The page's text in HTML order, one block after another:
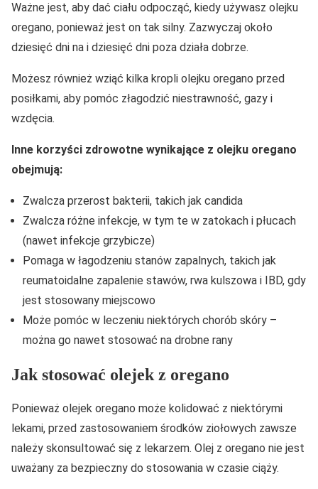
Ważne jest, aby dać ciału odpocząć, kiedy używasz olejku
oregano, ponieważ jest on tak silny. Zazwyczaj około
dziesięć dni na i dziesięć dni poza działa dobrze.
Możesz również wziąć kilka kropli olejku oregano przed
posiłkami, aby pomóc złagodzić niestrawność, gazy i
wzdęcia.
Inne korzyści zdrowotne wynikające z olejku oregano
obejmują:
Zwalcza przerost bakterii, takich jak candida
Zwalcza różne infekcje, w tym te w zatokach i płucach
(nawet infekcje grzybicze)
Pomaga w łagodzeniu stanów zapalnych, takich jak
reumatoidalne zapalenie stawów, rwa kulszowa i IBD, gdy
jest stosowany miejscowo
Może pomóc w leczeniu niektórych chorób skóry –
można go nawet stosować na drobne rany
Jak stosować olejek z oregano
Ponieważ olejek oregano może kolidować z niektórymi
lekami, przed zastosowaniem środków ziołowych zawsze
należy skonsultować się z lekarzem. Olej z oregano nie jest
uważany za bezpieczny do stosowania w czasie ciąży.